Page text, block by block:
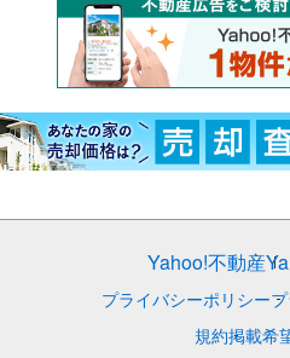
Yahoo!不動産
プライバシーポリシー
規約掲載希